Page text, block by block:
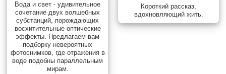
Вода и свет - удивительное
сочетание двух волшебных
субстанций, порождающих
восхитительные оптические
эффекты. Предлагаем вам
подборку невероятных
фотоснимков, где отражения в
воде подобны параллельным
мирам.
Короткий рассказ,
вдохновляющий жить.